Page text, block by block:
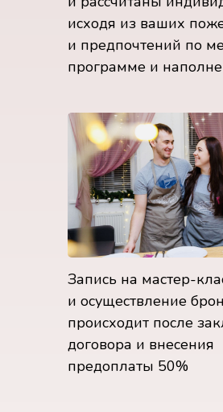
исходя из ваших
и предпочтений по
программе и
Запись на мастер-
и осуществление
происходит после
договора и внесения
предоплаты 50%